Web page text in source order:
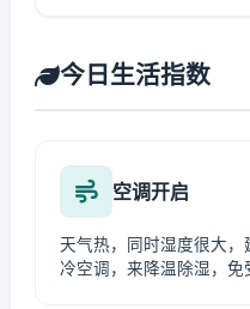
今日生活指数
空调开启
天气热，同时湿度很大
冷空调，来降温除湿，免